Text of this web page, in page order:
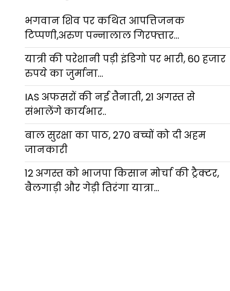
भगवान शिव पर कथित आपत्तिजनक
टिप्पणी,अरुण पन्नालाल गिरफ्तार…
यात्री की परेशानी पड़ी इंडिगो पर भारी, 60 हजार
रुपये का जुर्माना…
IAS अफसरों की नई तैनाती, 21 अगस्त से
संभालेंगे कार्यभार..
बाल सुरक्षा का पाठ, 270 बच्चों को दी अहम
जानकारी
12 अगस्त को भाजपा किसान मोर्चा की ट्रैक्टर,
बैलगाड़ी और गेड़ी तिरंगा यात्रा…